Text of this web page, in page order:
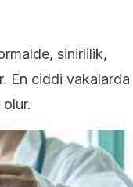
sinirlilik,
En ciddi vakalarda